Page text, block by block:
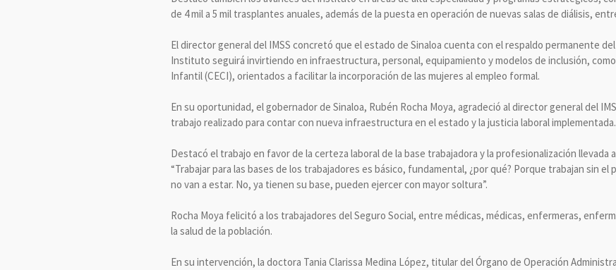
de 4 mil a 5 mil trasplantes anuales, además de la puesta en operación de nuevas salas de diálisis,
El director general del IMSS concretó que el estado de Sinaloa cuenta con el respaldo permanente
Instituto seguirá invirtiendo en infraestructura, personal, equipamiento y modelos de inclusión,
Infantil (CECI), orientados a facilitar la incorporación de las mujeres al empleo formal.
En su oportunidad, el gobernador de Sinaloa, Rubén Rocha Moya, agradeció al director general del
trabajo realizado para contar con nueva infraestructura en el estado y la justicia laboral implementada.
Destacó el trabajo en favor de la certeza laboral de la base trabajadora y la profesionalización llevada
“Trabajar para las bases de los trabajadores es básico, fundamental, ¿por qué? Porque trabajan sin el
no van a estar. No, ya tienen su base, pueden ejercer con mayor soltura”.
Rocha Moya felicitó a los trabajadores del Seguro Social, entre médicas, médicas, enfermeras,
la salud de la población.
En su intervención, la doctora Tania Clarissa Medina López, titular del Órgano de Operación